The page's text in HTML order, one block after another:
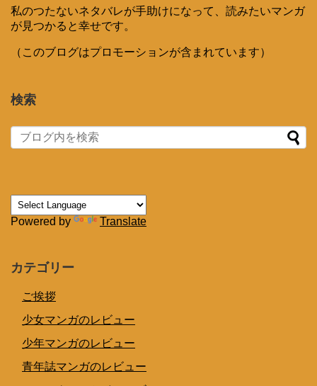
私のつたないネタバレが手助けになって、読みたいマンガ
が見つかると幸せです。
（このブログはプロモーションが含まれています）
検索
Powered by Translate
カテゴリー
ご挨拶
少女マンガのレビュー
少年マンガのレビュー
青年誌マンガのレビュー